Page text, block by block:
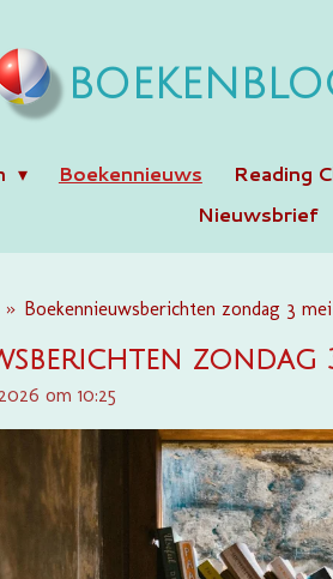
Boekennieuws Reading
Nieuwsbrief
» Boekennieuwsberichten zondag 3
zondag
om 10:25